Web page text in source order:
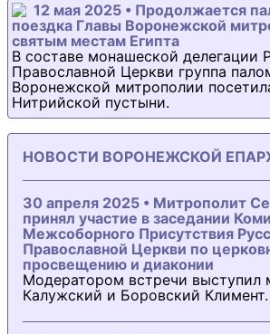
12 мая 2025 • Продолжается
поездка Главы Воронежской
святым местам Египта
В составе монашеской делегации
Православной Церкви группа
Воронежской митрополии
Нитрийской пустыни.
НОВОСТИ ВОРОНЕЖСКОЙ
30 апреля 2025 • Митрополит
принял участие в заседании
Межсоборного Присутствия
Православной Церкви по
просвещению и диаконии
Модератором встречи выступил
Калужский и Боровский Климент.